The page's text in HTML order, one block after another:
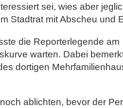
sei, wies aber
Stadtrat mit Abscheu und
die Reporterlegende
warten. Dabei
dortigen
ablichten, bevor der